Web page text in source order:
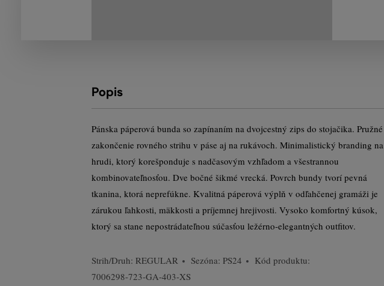
Popis
Pánska páperová bunda so zapínaním na dvojcestný zips do stojačika. Pružné
zakončenie rovného strihu v páse aj na rukávoch. Minimalistický branding na
hrudi, ktorý korešponduje s nadčasovým vzhľadom a všestrannou
kombinovateľnosťou. Dve bočné šikmé vrecká. Povrch bundy tvorí pevná
tkanina, ktorá neprefúkne. Kvalitná páperová výplň v odľahčenej gramáži je
zárukou ľahkosti, mäkkosti a príjemnej hrejivosti. Vysoko komfortný kúsok,
ktorý sa stane nepostrádateľnou súčasťou ležérno-elegantných outfitov.
Strih/Druh: REGULAR Sezóna: PS24
Kód produktu:
7006298-723-GA-403-XS